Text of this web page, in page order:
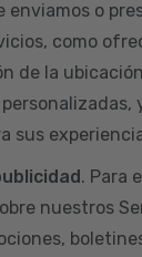
enviamos o
como
de la
sus
. Para
nuestros